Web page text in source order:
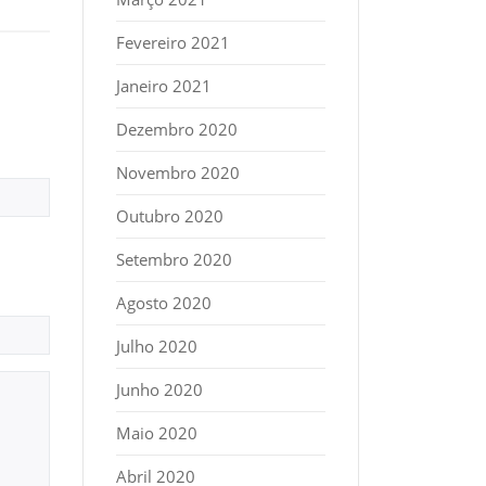
Fevereiro 2021
Janeiro 2021
Dezembro 2020
Novembro 2020
Outubro 2020
Setembro 2020
Agosto 2020
Julho 2020
Junho 2020
Maio 2020
Abril 2020